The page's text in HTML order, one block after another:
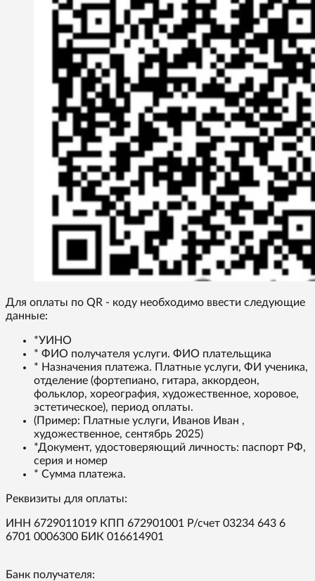
Для оплаты по QR - коду необходимо ввести следующие
данные:
*УИНО
* ФИО получателя услуги. ФИО плательщика
* Назначения платежа. Платные услуги, ФИ ученика,
отделение (фортепиано, гитара, аккордеон,
фольклор, хореография, художественное, хоровое,
эстетическое), период оплаты.
(Пример: Платные услуги, Иванов Иван ,
художественное, сентябрь 2025)
*Документ, удостоверяющий личность: паспорт РФ,
серия и номер
* Сумма платежа.
Реквизиты для оплаты:
ИНН 6729011019 КПП 672901001 Р/счет 03234 643 6
6701 0006300 БИК 016614901
Банк получателя: